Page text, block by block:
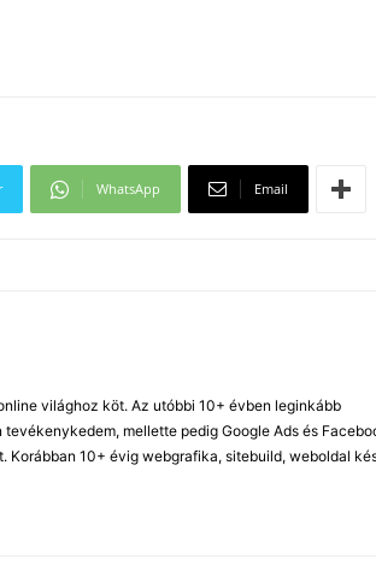
WhatsApp Email
világhoz köt. Az utóbbi 10+ évben leginkább
tevékenykedem, mellette pedig Google Ads és
Korábban 10+ évig webgrafika, sitebuild, weboldal